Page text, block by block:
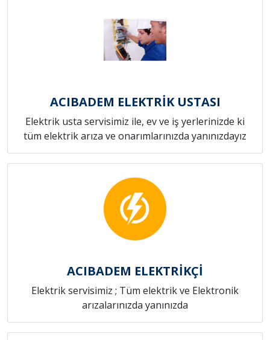
ACIBADEM ELEKTRİK USTASI
Elektrik usta servisimiz ile, ev ve iş yerlerinizde ki
tüm elektrik arıza ve onarımlarınızda yanınızdayız
ACIBADEM ELEKTRİKÇİ
Elektrik servisimiz ; Tüm elektrik ve Elektronik
arızalarınızda yanınızda